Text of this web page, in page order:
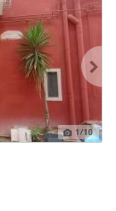
1/10